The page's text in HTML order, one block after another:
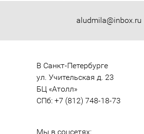
aludmila@inbox.ru
В Санкт-Петербурге
ул. Учительская д. 23
БЦ «Атолл»
СПб: +7 (812) 748-18-73
Мы в соцсетях: